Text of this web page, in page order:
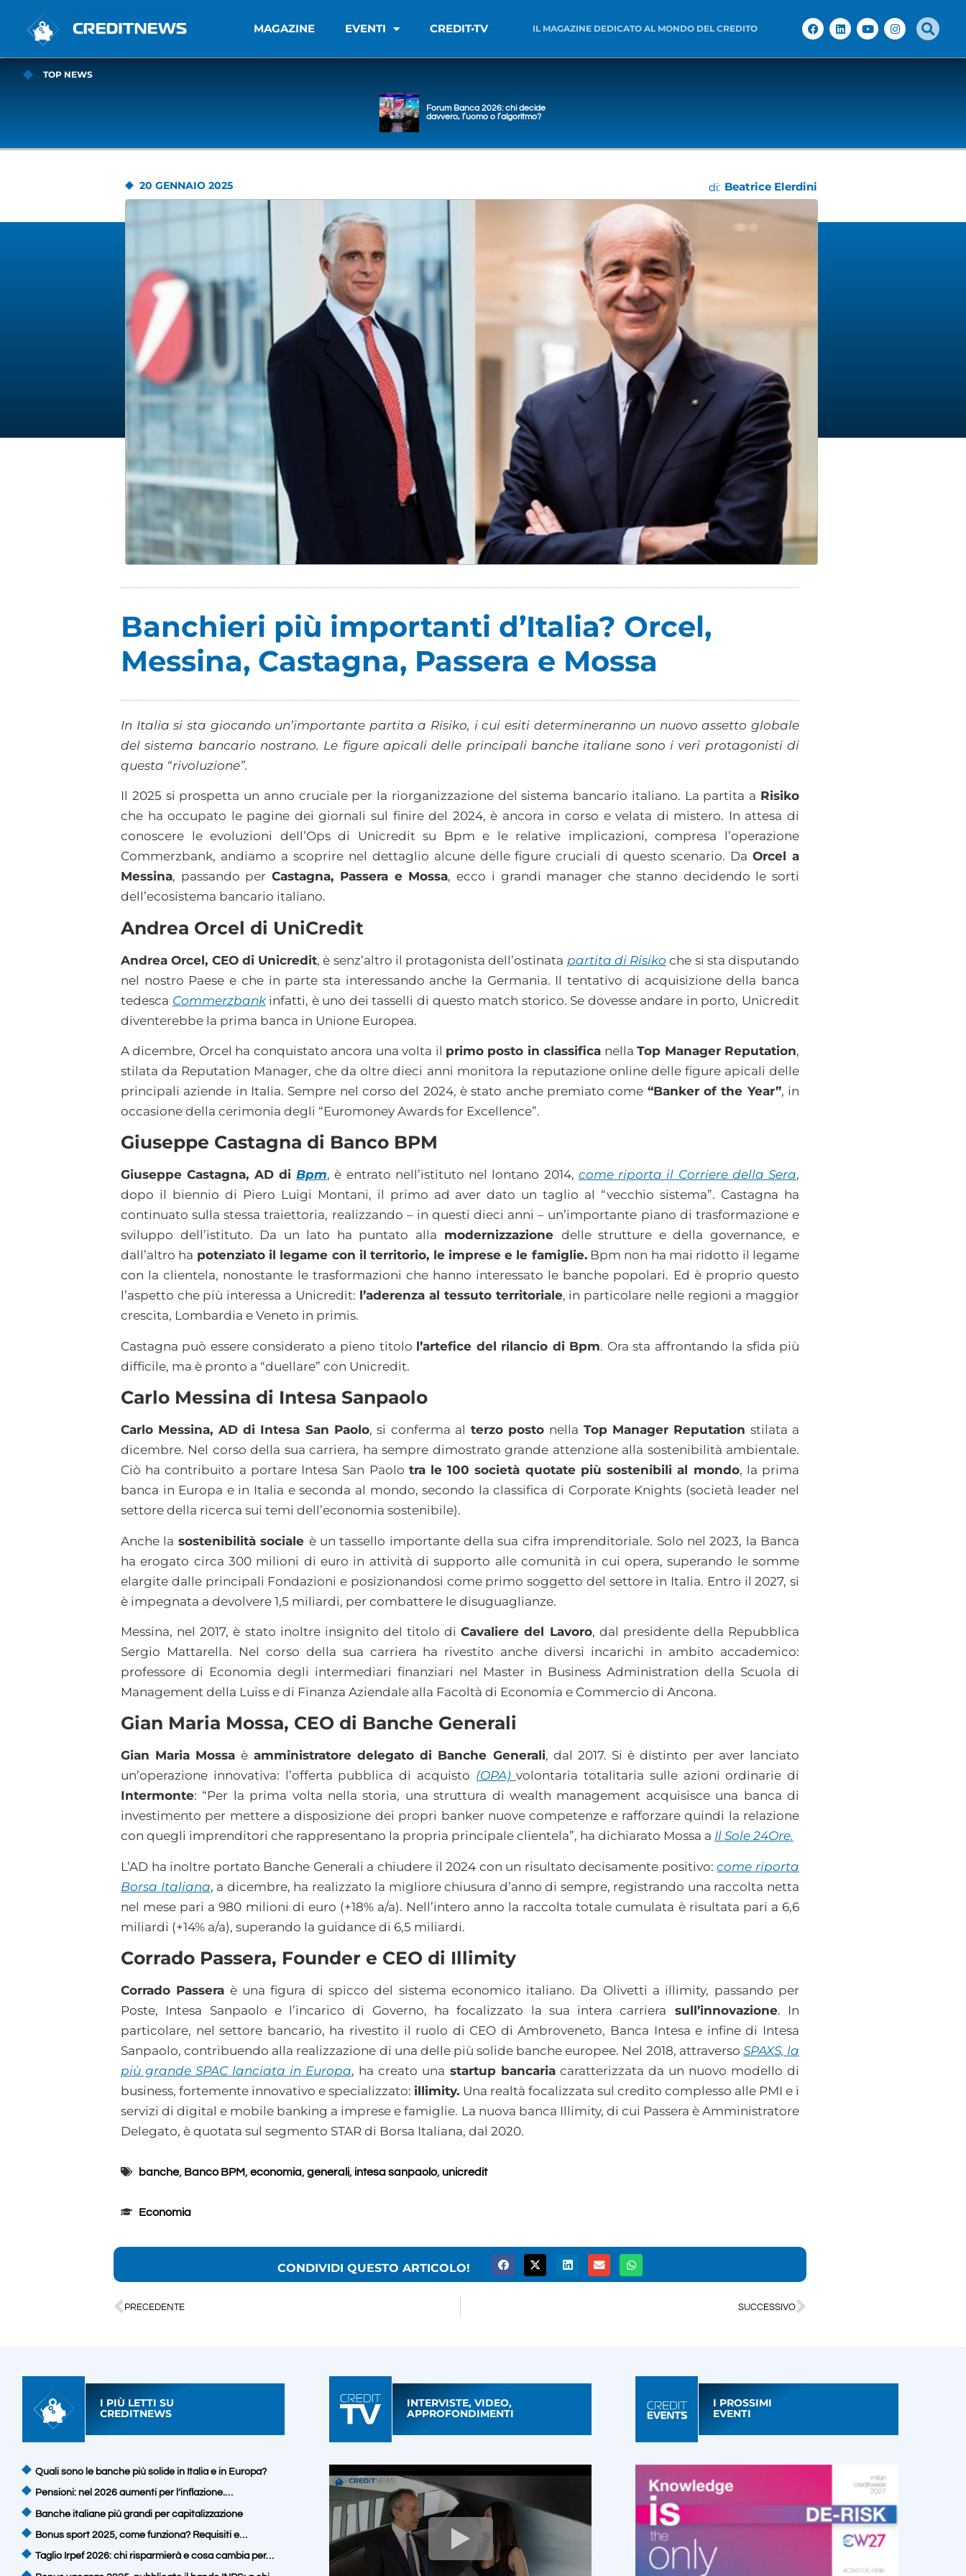
MAGAZINE EVENTI CREDIT•TV IL MAGAZINE DEDICATO AL MONDO DEL CREDITO
TOP NEWS
Forum Banca 2026: chi decide
davvero, l’uomo o l’algoritmo?
20 GENNAIO 2025 di: Beatrice Elerdini
Banchieri più importanti d’Italia? Orcel,
Messina, Castagna, Passera e Mossa
In Italia si sta giocando un’importante partita a Risiko, i cui esiti determineranno un nuovo assetto globale
del sistema bancario nostrano. Le figure apicali delle principali banche italiane sono i veri protagonisti di
questa “rivoluzione”.
Il 2025 si prospetta un anno cruciale per la riorganizzazione del sistema bancario italiano. La partita a Risiko
che ha occupato le pagine dei giornali sul finire del 2024, è ancora in corso e velata di mistero. In attesa di
conoscere le evoluzioni dell’Ops di Unicredit su Bpm e le relative implicazioni, compresa l’operazione
Commerzbank, andiamo a scoprire nel dettaglio alcune delle figure cruciali di questo scenario. DaOrcel a
Messina, passando perCastagna, Passera e Mossa, ecco i grandi manager che stanno decidendo le sorti
dell’ecosistema bancario italiano.
Andrea Orcel di UniCredit
Andrea Orcel, CEO di Unicredit, è senz’altro il protagonista dell’ostinata partita di Risiko che si sta disputando
nel nostro Paese e che in parte sta interessando anche la Germania. Il tentativo di acquisizione della banca
tedesca Commerzbankinfatti, è uno dei tasselli di questo match storico. Se dovesse andare in porto, Unicredit
diventerebbe la prima banca in Unione Europea.
A dicembre, Orcel ha conquistato ancora una volta il primo posto in classifica nellaTop Manager Reputation,
stilata da Reputation Manager, che da oltre dieci anni monitora la reputazione online delle figure apicali delle
principali aziende in Italia. Sempre nel corso del 2024, è stato anche premiato come “Banker of the Year”, in
occasione della cerimonia degli “Euromoney Awards for Excellence”.
Giuseppe Castagna di Banco BPM
Giuseppe Castagna, AD di Bpm, è entrato nell’istituto nel lontano 2014, come riporta il Corriere della Sera,
dopo il biennio di Piero Luigi Montani, il primo ad aver dato un taglio al “vecchio sistema”. Castagna ha
continuato sulla stessa traiettoria, realizzando – in questi dieci anni – un’importante piano di trasformazione e
sviluppo dell’istituto. Da un lato ha puntato alla modernizzazione delle strutture e della governance, e
dall’altro ha potenziato il legame con il territorio, le imprese e le famiglie.Bpm non ha mai ridotto il legame
con la clientela, nonostante le trasformazioni che hanno interessato le banche popolari. Ed è proprio questo
l’aspetto che più interessa a Unicredit: l’aderenza al tessuto territoriale, in particolare nelle regioni a maggior
crescita, Lombardia e Veneto in primis.
Castagna può essere considerato a pieno titolo l’artefice del rilancio di Bpm. Ora sta affrontando la sfida più
difficile, ma è pronto a “duellare” con Unicredit.
Carlo Messina di Intesa Sanpaolo
Carlo Messina, AD di Intesa San Paolo, si conferma al terzo posto nella Top Manager Reputation stilata a
dicembre. Nel corso della sua carriera, ha sempre dimostrato grande attenzione alla sostenibilità ambientale.
Ciò ha contribuito a portare Intesa San Paolo tra le 100 società quotate più sostenibili al mondo, la prima
banca in Europa e in Italia e seconda al mondo, secondo la classifica di Corporate Knights (società leader nel
settore della ricerca sui temi dell’economia sostenibile).
Anche la sostenibilità sociale è un tassello importante della sua cifra imprenditoriale. Solo nel 2023, la Banca
ha erogato circa 300 milioni di euro in attività di supporto alle comunità in cui opera, superando le somme
elargite dalle principali Fondazioni e posizionandosi come primo soggetto del settore in Italia. Entro il 2027, si
è impegnata a devolvere 1,5 miliardi, per combattere le disuguaglianze.
Messina, nel 2017, è stato inoltre insignito del titolo diCavaliere del Lavoro, dal presidente della Repubblica
Sergio Mattarella. Nel corso della sua carriera ha rivestito anche diversi incarichi in ambito accademico:
professore di Eco­nomia degli intermediari finanziari nel Master in Bu­siness Administration della Scuola di
Management della Luiss e di Finanza Aziendale alla Facoltà di Economia e Commercio di Ancona.
Gian Maria Mossa, CEO di Banche Generali
Gian Maria Mossa èamministratore delegato di Banche Generali, dal 2017. Si è distinto per aver lanciato
un’operazione innovativa: l’offerta pubblica di acquisto (OPA)volontaria totalitaria sulle azioni ordinarie di
Intermonte: “Per la prima volta nella storia, una struttura di wealth management acquisisce una banca di
investimento per mettere a disposizione dei propri banker nuove competenze e rafforzare quindi la relazione
con quegli imprenditori che rappresentano la propria principale clientela”, ha dichiarato Mossa a Il Sole 24Ore.
L’AD ha inoltre portato Banche Generali a chiudere il 2024 con un risultato decisamente positivo:come riporta
Borsa Italiana, a dicembre, ha realizzato la migliore chiusura d’anno di sempre, registrando una raccolta netta
nel mese pari a 980 milioni di euro (+18% a/a). Nell’intero anno la raccolta totale cumulata è risultata pari a 6,6
miliardi (+14% a/a), superando la guidance di 6,5 miliardi.
Corrado Passera, Founder e CEO di Illimity
Corrado Passera è una figura di spicco del sistema economico italiano. Da Olivetti a illimity, passando per
Poste, Intesa Sanpaolo e l’incarico di Governo, ha focalizzato la sua intera carriera sull’innovazione. In
particolare, nel settore bancario, ha rivestito il ruolo di CEO di Ambroveneto, Banca Intesa e infine di Intesa
Sanpaolo, contribuendo alla realizzazione di una delle più solide banche europee. Nel 2018, attraverso SPAXS, la
più grande SPAC lanciata in Europa, ha creato una startup bancaria caratterizzata da un nuovo modello di
business, fortemente innovativo e specializzato: illimity. Una realtà focalizzata sul credito complesso alle PMI e i
servizi di digital e mobile banking a imprese e famiglie. La nuova banca Illimity, di cui Passera è Amministratore
Delegato, è quotata sul segmento STAR di Borsa Italiana, dal 2020.
banche, Banco BPM,economia,generali, intesa sanpaolo, unicredit
Economia
CONDIVIDI QUESTO ARTICOLO!
PRECEDENTE SUCCESSIVO
I PIÙ LETTI SU
CREDITNEWS
Quali sono le banche più solide in Italia e in Europa?
Pensioni: nel 2026 aumenti per l’inflazione.…
Banche italiane più grandi per capitalizzazione
Bonus sport 2025, come funziona? Requisiti e…
Taglio Irpef 2026: chi risparmierà e cosa cambia per…
INTERVISTE, VIDEO,
APPROFONDIMENTI
I PROSSIMI
EVENTI